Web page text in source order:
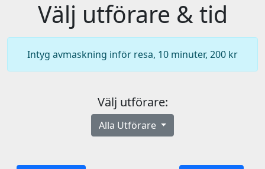
Välj utförare & tid
Intyg avmaskning inför resa, 10 minuter, 200 kr
Välj utförare:
Alla Utförare